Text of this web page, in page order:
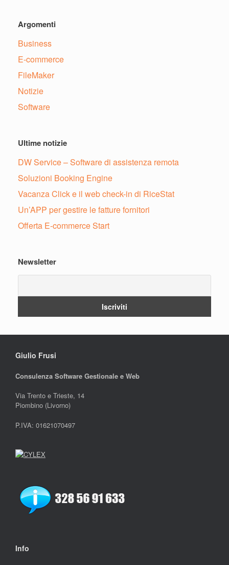
Argomenti
Business
E-commerce
FileMaker
Notizie
Software
Ultime notizie
DW Service – Software di assistenza remota
Soluzioni Booking Engine
Vacanza Click e il web check-in di RiceStat
Un’APP per gestire le fatture fornitori
Offerta E-commerce Start
Newsletter
Giulio Frusi
Consulenza Software Gestionale e Web
Via Trento e Trieste, 14
Piombino (Livorno)
P.IVA: 01621070497
Info